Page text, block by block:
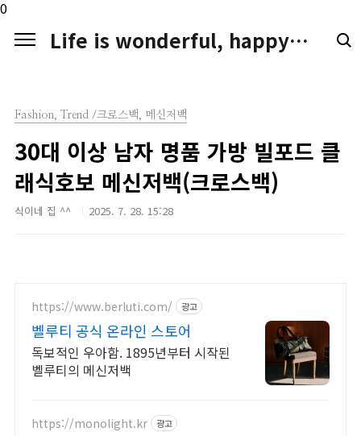
0
본문 바로가기
Life is wonderful, happy. LIFE LOGGER
Fashion, Trend /크로스백, 메신저백
30대 이상 남자 명품 가방 빌포드 클
래식호보 메신저백(크로스백)
식이네 집 ^^ 2025. 7. 28. 15:28
https://www.berluti.com/ 광고
벨루티 공식 온라인 스토어
독보적인 우아함. 1895년부터 시작된
벨루티의 메신저백
https://monolight.kr 광고